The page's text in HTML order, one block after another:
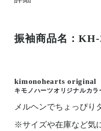
振袖商品名：
kimonohearts original
キモノハーツオリジナルカラ
メルヘンでちょっぴり
※サイズや在庫など気